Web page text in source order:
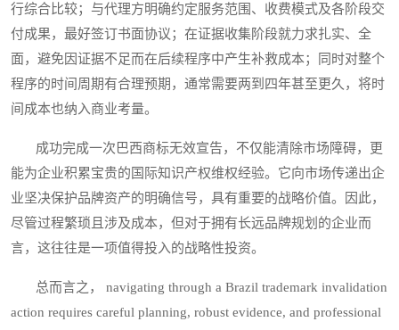
行综合比较；与代理方明确约定服务范围、收费模式及各阶段交
付成果，最好签订书面协议；在证据收集阶段就力求扎实、全
面，避免因证据不足而在后续程序中产生补救成本；同时对整个
程序的时间周期有合理预期，通常需要两到四年甚至更久，将时
间成本也纳入商业考量。
成功完成一次巴西商标无效宣告，不仅能清除市场障碍，更
能为企业积累宝贵的国际知识产权维权经验。它向市场传递出企
业坚决保护品牌资产的明确信号，具有重要的战略价值。因此，
尽管过程繁琐且涉及成本，但对于拥有长远品牌规划的企业而
言，这往往是一项值得投入的战略性投资。
总而言之， navigating through a Brazil trademark invalidation
action requires careful planning, robust evidence, and professional